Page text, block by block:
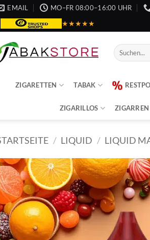
EMAIL MO–FR 08:00–16:00 UHR
★★★★★
Suche
nach:
ZIGARETTEN TABAK
ZIGARILLOS ZIGARREN
/ LIQUID / LIQUID